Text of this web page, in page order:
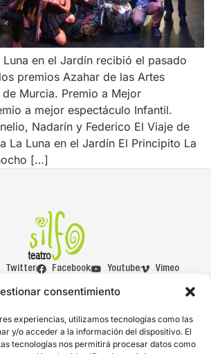
consentimiento
experiencias, utilizamos tecnologías como las
y/o acceder a la información del dispositivo. El
tecnologías nos permitirá procesar datos como
en el Jardín recibió el pasado
premios Azahar de las Artes
de Murcia. Premio a Mejor
a mejor espectáculo Infantil.
Nadarín y Federico El Viaje de
La Luna en el Jardín El Principito La
[…]
Twitter Facebook Youtube Vimeo
Con la
ayuda de: